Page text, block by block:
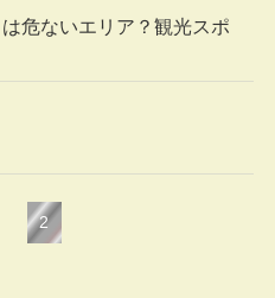
危ないエリア？観光スポ